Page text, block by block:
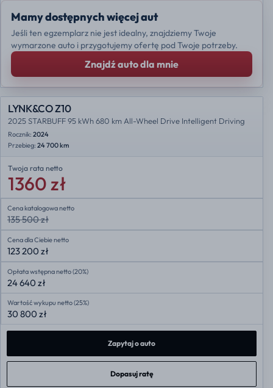
Mamy dostępnych więcej aut
Jeśli ten egzemplarz nie jest idealny, znajdziemy Twoje
wymarzone auto i przygotujemy ofertę pod Twoje potrzeby.
Znajdź auto dla mnie
LYNK&CO Z10
2025 STARBUFF 95 kWh 680 km All-Wheel Drive Intelligent Driving
Rocznik: 2024
Przebieg: 24 700 km
Twoja rata netto
1360 zł
Cena katalogowa netto
135 500 zł
Cena dla Ciebie netto
123 200 zł
Opłata wstępna netto (20%)
24 640 zł
Wartość wykupu netto (25%)
30 800 zł
Zapytaj o auto
Dopasuj ratę